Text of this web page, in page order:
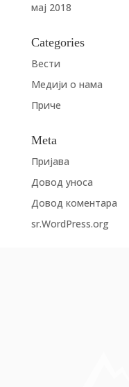
мај 2018
Categories
Вести
Медији о нама
Приче
Meta
Пријава
Довод уноса
Довод коментара
sr.WordPress.org